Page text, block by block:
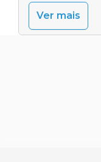
Ver mais